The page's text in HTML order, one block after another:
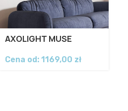
AXOLIGHT MUSE
Cena od: 1169,00 zł